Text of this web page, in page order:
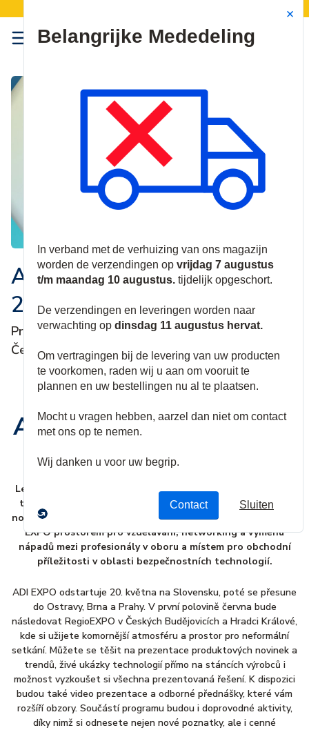
menu
Site Search
ADI EXPO & RegioEXPO
2025
Praha | Brno | Ostrava | Hradec Králové
České Budějovice | Bratislava
ADI EXPO & RegioEXPO
2025
Letos se uskuteční již 23. ročník ADI EXPO! Nenechte si ujít
tuto jedinečnou událost, kde na vás čekají technologické
novinky od předních světových výrobců. Již mnoho let je ADI
EXPO prostorem pro vzdělávání, networking a výměnu
nápadů mezi profesionály v oboru a místem pro obchodní
příležitosti v oblasti bezpečnostních technologií.
ADI EXPO odstartuje 20. května na Slovensku, poté se přesune
do Ostravy, Brna a Prahy. V první polovině června bude
následovat RegioEXPO v Českých Budějovicích a Hradci Králové,
kde si užijete komornější atmosféru a prostor pro neformální
setkání. Můžete se těšit na prezentace produktových novinek a
trendů, živé ukázky technologií přímo na stáncích výrobců i
možnost vyzkoušet si všechna prezentovaná řešení. K dispozici
budou také video prezentace a odborné přednášky, které vám
rozšíří obzory. Součástí programu budou i doprovodné aktivity,
díky nimž si odnesete nejen nové poznatky, ale i cenné